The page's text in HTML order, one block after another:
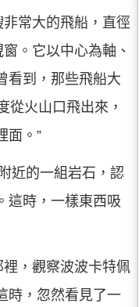
非常大的飛船，直徑
。它以中心為軸、
看到，那些飛船大
從火山口飛出來，
面。”
近的一組岩石，認
這時，一樣東西吸
裡，觀察波波卡特佩
時，忽然看見了一